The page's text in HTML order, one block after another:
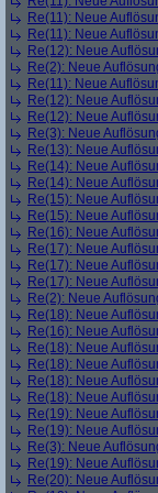
Re(11): Neue
Re(11): Neue
Re(12): Neue
Re(2): Neue
Re(11): Neue
Re(12): Neue
Re(12): Neue
Re(3): Neue
Re(13): Neue
Re(14): Neue
Re(14): Neue
Re(15): Neue
Re(15): Neue
Re(16): Neue
Re(17): Neue
Re(17): Neue
Re(17): Neue
Re(2): Neue
Re(18): Neue
Re(16): Neue
Re(18): Neue
Re(18): Neue
Re(18): Neue
Re(18): Neue
Re(19): Neue
Re(19): Neue
Re(3): Neue
Re(19): Neue
Re(20): Neue